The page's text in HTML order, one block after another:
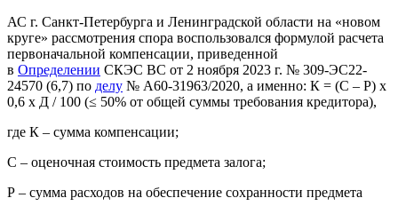
АС г. Санкт-Петербурга и Ленинградской области на «новом
круге» рассмотрения спора воспользовался формулой расчета
первоначальной компенсации, приведенной
в Определении СКЭС ВС от 2 ноября 2023 г. № 309-ЭС22-
24570 (6,7) по делу № А60-31963/2020, а именно: К = (С – Р) х
0,6 х Д / 100 (≤ 50% от общей суммы требования кредитора),
где К – сумма компенсации;
С – оценочная стоимость предмета залога;
Р – сумма расходов на обеспечение сохранности предмета